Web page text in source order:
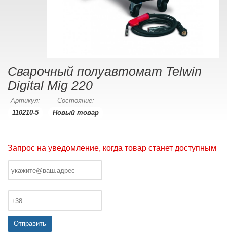
Сварочный полуавтомат Telwin
Digital Mig 220
Артикул:
110210-5
Состояние:
Новый товар
Запрос на уведомление, когда товар станет доступным
Отправить